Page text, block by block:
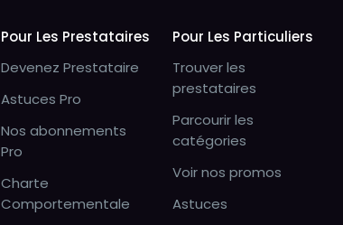
Pour Les Prestataires
Devenez Prestataire
Astuces Pro
Nos abonnements
Pro
Charte
Comportementale
Pour Les Particuliers
Trouver les
prestataires
Parcourir les
catégories
Voir nos promos
Astuces